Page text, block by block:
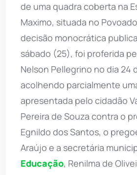
de uma quadra coberta na
Maximo, situada no
decisão monocrática
sábado (25), foi proferida
Nelson Pellegrino no dia 24
acolhendo parcialmente
apresentada pelo cidadão
Pereira de Souza contra o
Egnildo dos Santos, o
Araújo e a secretária
Educação, Renilma de